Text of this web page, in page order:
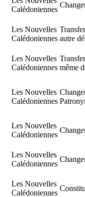
Calédoniennes
Les Nouvelles
Calédoniennes autre
Les Nouvelles
Calédoniennes même
Les Nouvelles
Calédoniennes
Les Nouvelles
Calédoniennes
Les Nouvelles
Calédoniennes
Les Nouvelles
Calédoniennes